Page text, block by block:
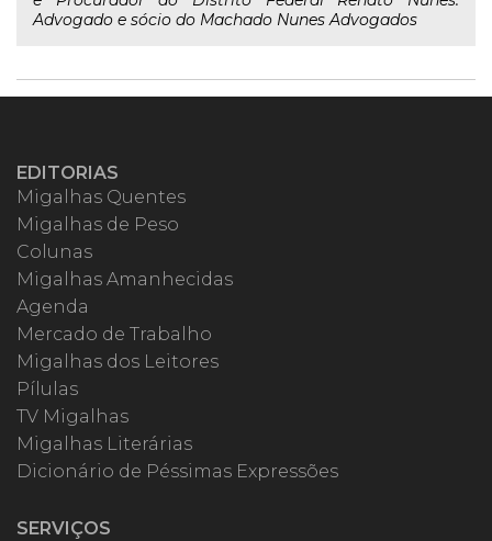
Advogado e sócio do Machado Nunes Advogados
EDITORIAS
Migalhas Quentes
Migalhas de Peso
Colunas
Migalhas Amanhecidas
Agenda
Mercado de Trabalho
Migalhas dos Leitores
Pílulas
TV Migalhas
Migalhas Literárias
Dicionário de Péssimas Expressões
SERVIÇOS